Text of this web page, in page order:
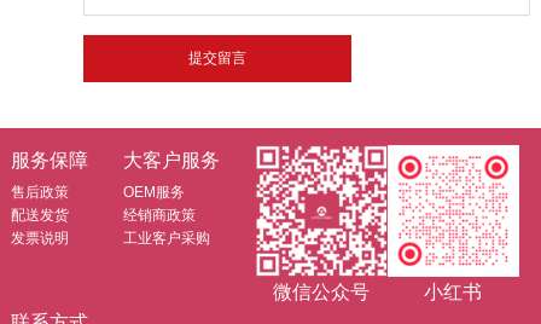
服务保障
售后政策
配送发货
发票说明
大客户服务
OEM服务
经销商政策
工业客户采购
微信公众号
小红书